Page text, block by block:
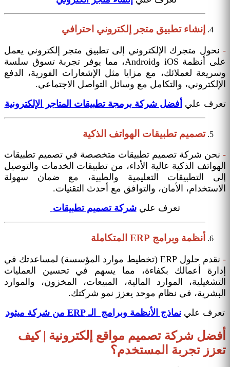
إنشاء تطبيق متجر إلكتروني احترافي
- نحول متجرك الإلكتروني إلى تطبيق متجر إلكتروني يعمل
على أنظمة iOS وAndroid، مما يوفر تجربة تسوق سلسة
وسريعة لعملائك، مع مزايا مثل الإشعارات الفورية، الدفع
الإلكتروني، والتكامل مع وسائل التواصل الاجتماعي.
تعرف علي أفضل شركة برمجة تطبيقات المتاجر الإلكترونية
تصميم تطبيقات الهواتف الذكية
- نحن شركة تصميم تطبيقات متخصصة في تصميم تطبيقات
الهواتف الذكية عالية الأداء، من تطبيقات الخدمات والتوصيل
إلى التطبيقات التعليمية والطبية، مع ضمان سهولة
الاستخدام، الأمان، والتوافق مع أحدث التقنيات.
تعرف علي شركة تصميم تطبيقات
أنظمة وبرامج ERP المتكاملة
-
نقدم حلول ERP (تخطيط موارد المؤسسة) لمساعدتك في
إدارة أعمالك بكفاءة، مما يسهم في تحسين العمليات
التشغيلية، الموارد المالية، المبيعات، المخزون، والموارد
البشرية، في نظام موحد يعزز نمو شركتك.
تعرف علينماذج الأنظمة وبرامج الـ ERP من شركة ميثود
أفضل شركة تصميم مواقع إلكترونية | كيف
تعزز تجربة المستخدم؟